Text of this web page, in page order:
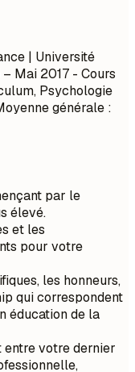
| Université
Mai 2017 - Cours
Psychologie
générale :
par le
élevé.
et les
pour votre
les honneurs,
qui correspondent
éducation de la
entre votre dernier